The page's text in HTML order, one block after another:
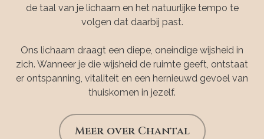
de taal van je lichaam en het natuurlijke tempo te
volgen dat daarbij past.
Ons lichaam draagt een diepe, oneindige wijsheid in
zich. Wanneer je die wijsheid de ruimte geeft, ontstaat
er ontspanning, vitaliteit en een hernieuwd gevoel van
thuiskomen in jezelf.
Meer over Chantal